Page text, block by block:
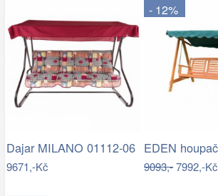
Dajar MILANO 01112-06
9671,-Kč
- 12%
9093,-7992,-Kč